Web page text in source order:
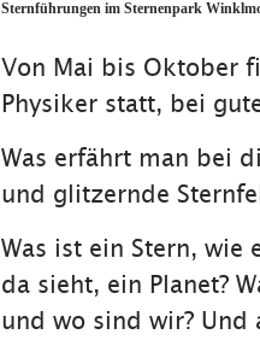
Sternführungen im Sternenpark
Von Mai bis Oktober
Physiker statt, bei
Was erfährt man bei
und glitzernde
Was ist ein Stern, wie
da sieht, ein Planet?
und wo sind wir?